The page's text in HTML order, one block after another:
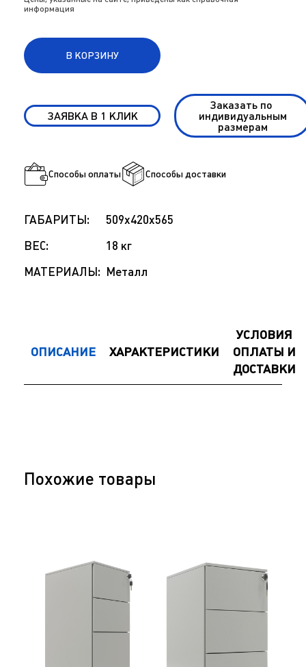
информация
В КОРЗИНУ
ЗАЯВКА В 1 КЛИК
Заказать по
индивидуальным
размерам
Способы оплаты Способы доставки
ГАБАРИТЫ:
509x420x565
ВЕС:
18 кг
МАТЕРИАЛЫ: Металл
ОПИСАНИЕ ХАРАКТЕРИСТИКИ
УСЛОВИЯ
ОПЛАТЫ И
ДОСТАВКИ
Похожие товары